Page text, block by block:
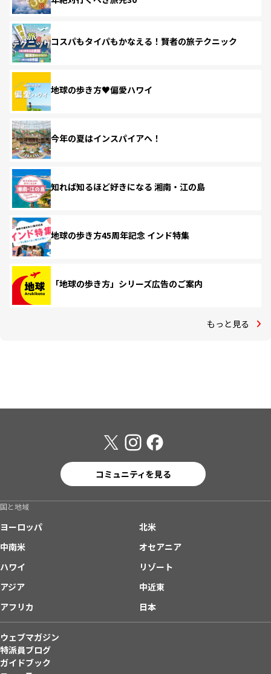
コスパもタイパもかなえる！賢者の旅テクニック
地球の歩き方♥偏愛ハワイ
今年の夏はインスパイアへ！
知れば知るほど好きになる 湘南・江の島
地球の歩き方45周年記念 インド特集
「地球の歩き方」シリーズ広告のご案内
もっと見る
コミュニティを見る
国と地域
ヨーロッパ
北米
中南米
オセアニア
ハワイ
リゾート
アジア
中近東
アフリカ
日本
ウェブマガジン
特派員ブログ
ガイドブック